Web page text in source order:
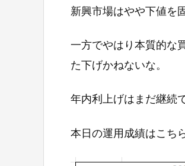
新興市場はやや下値を
一方でやはり本質的な
た下げかねないな。
年内利上げはまだ継続
本日の運用成績はこち